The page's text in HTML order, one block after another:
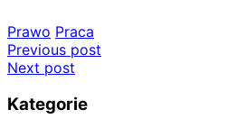
Prawo Praca
Nawigacja
wpisu
Previous post
Next post
Kategorie